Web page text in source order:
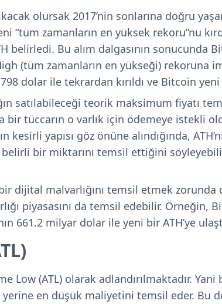
olursak 2017’nin sonlarına doğru
“tüm zamanların en yüksek rekoru”nu
belirledi. Bu alım dalgasının sonucunda
(tüm zamanların en yükseği) rekoruna
dolar ile tekrardan kırıldı ve Bitcoin
satılabileceği teorik maksimum fiyatı
bir tüccarın o varlık için ödemeye istekli
kesirli yapısı göz önüne alındığında,
bir miktarını temsil ettiğini
dijital malvarlığını temsil etmek zorunda
piyasasını da temsil edebilir. Örneğin,
661.2 milyar dolar ile yeni bir ATH’ye
Low (ATL) olarak adlandırılmaktadır.
yerine en düşük maliyetini temsil eder. Bu